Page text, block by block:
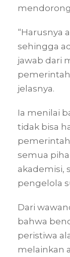
“Harusnya
sehingga
jawab dari
jelasnya.
Ia menilai
tidak bisa
semua
akademisi,
pengelola
Dari
bahwa
peristiwa
melainkan